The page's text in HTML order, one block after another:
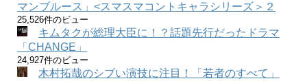
マンブルース」<スマスマコントキャラシリーズ＞２
25,526件のビュー
キムタクが総理大臣に！？話題先行だったドラマ
「CHANGE」
24,927件のビュー
木村拓哉のシブい演技に注目！「若者のすべて」